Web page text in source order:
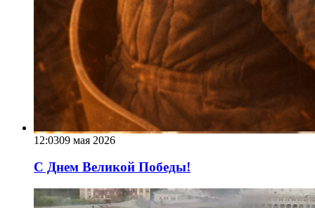
12:0309 мая 2026
С Днем Великой Победы!